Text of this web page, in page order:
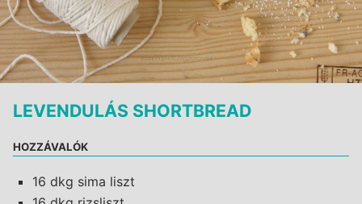
LEVENDULÁS SHORTBREAD
HOZZÁVALÓK
16 dkg sima liszt